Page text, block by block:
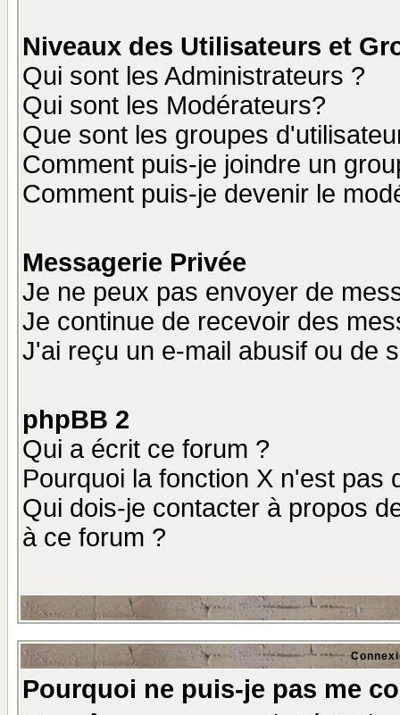
Niveaux des Utilisateurs et
Qui sont les Administrateurs ?
Qui sont les Modérateurs?
Que sont les groupes
Comment puis-je joindre un
Comment puis-je devenir le
Messagerie Privée
Je ne peux pas envoyer de
Je continue de recevoir des
J'ai reçu un e-mail abusif ou de
phpBB 2
Qui a écrit ce forum ?
Pourquoi la fonction X n'est pas
Qui dois-je contacter à propos
à ce forum ?
Pourquoi ne puis-je pas me